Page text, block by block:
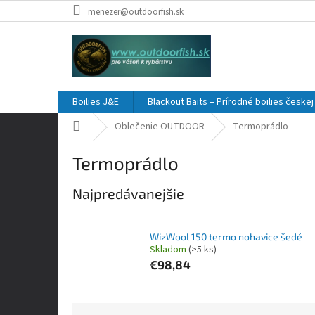
na
menezer@outdoorfish.sk
Boilies J&E Blackout Baits – Prírodné boilies
Domov Oblečenie OUTDOOR Termoprádlo
Termoprádlo
Najpredávanejšie
WizWool 150 termo nohavice šedé
Skladom (>5 ks)
€98,84